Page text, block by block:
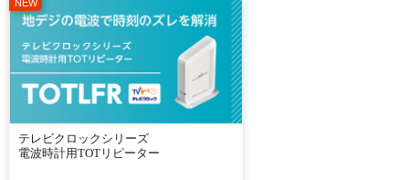
テレビクロックシリーズ
電波時計用TOTリピーター